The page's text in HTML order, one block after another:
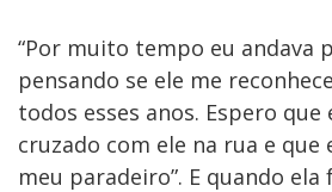
“Por muito tempo eu andava
pensando se ele me
todos esses anos. Espero que
cruzado com ele na rua e que
meu paradeiro”. E quando ela